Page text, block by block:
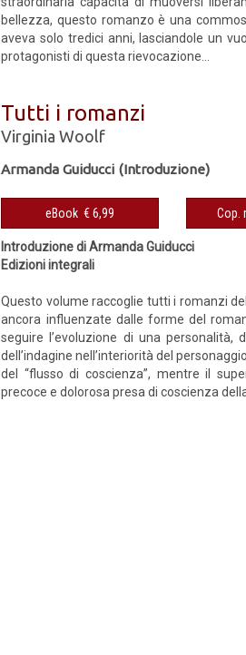
bellezza, questo romanzo è una
aveva solo tredici anni, lasciandole un
protagonisti di questa rievocazione...
Tutti i romanzi
Virginia Woolf
Armanda Guiducci (Introduzione)
eBook € 6,99
Introduzione di Armanda Guiducci
Edizioni integrali
Questo volume raccoglie tutti i romanzi
ancora influenzate dalle forme del
seguire l’evoluzione di una
dell’indagine nell’interiorità del
del “flusso di coscienza”, mentre il
precoce e dolorosa presa di coscienza